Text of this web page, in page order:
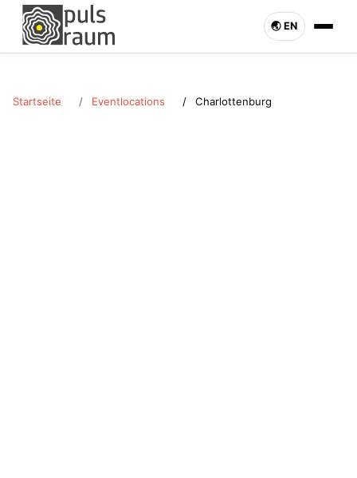
🌏︎ EN
Startseite Eventlocations Charlottenburg